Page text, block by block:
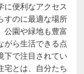
に便利なアクセス
すのに最適な場所
公園や緑地も豊富
がら生活できる点
下で注目されてい
宅とは、自分たち